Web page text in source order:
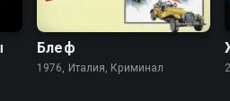
Блеф
1976, Италия, Криминал